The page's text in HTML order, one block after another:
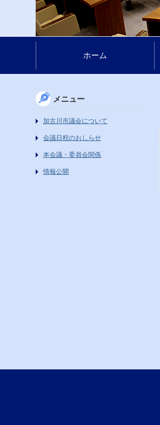
ホーム
メニュー
加古川市議会について
会議日程のおしらせ
本会議・委員会関係
情報公開